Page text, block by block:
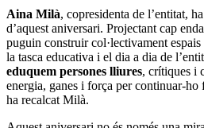
Notícies Comunitari
Servei
entitats
INFORMA'T